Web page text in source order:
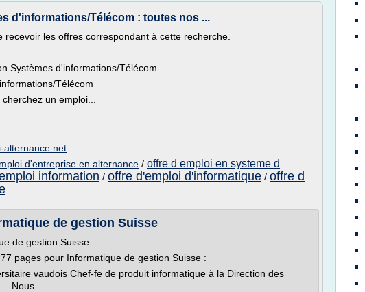
d'informations/Télécom : toutes nos ...
recevoir les offres correspondant à cette recherche.
Systèmes d'informations/Télécom
Télécom
un emploi...
alternance.net
d'entreprise en alternance / offre d emploi en systeme d
information / offre d'emploi d'informatique / offre d
de gestion Suisse
de gestion Suisse
pages pour Informatique de gestion Suisse :
vaudois Chef-fe de produit informatique à la Direction des
Nous...